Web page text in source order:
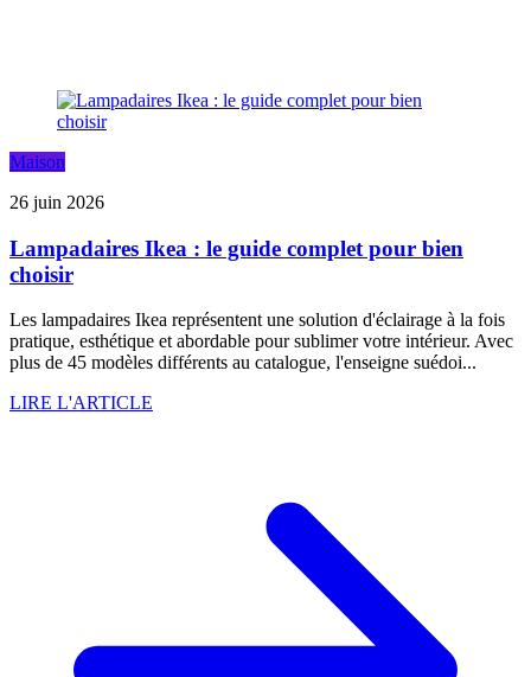
Maison
26 juin 2026
Lampadaires Ikea : le guide complet pour bien
choisir
Les lampadaires Ikea représentent une solution d'éclairage à la fois
pratique, esthétique et abordable pour sublimer votre intérieur. Avec
plus de 45 modèles différents au catalogue, l'enseigne suédoi...
LIRE L'ARTICLE